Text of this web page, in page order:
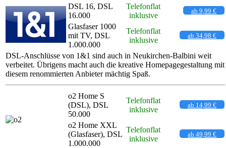
DSL 16, DSL
16.000
Telefonflat
inklusive
ab 9,99 €
Glasfaser 1000
mit TV, DSL
1.000.000
Telefonflat
inklusive
ab 34,98 €
DSL-Anschlüsse von 1&1 sind auch in Neukirchen-Balbini weit
verbeitet. Übrigens macht auch die kreative Homepagegestaltung mit
diesem renommierten Anbieter mächtig Spaß.
o2 Home S
(DSL), DSL
50.000
Telefonflat
inklusive
ab 14,99 €
o2 Home XXL
(Glasfaser), DSL
1.000.000
Telefonflat
inklusive
ab 49,99 €